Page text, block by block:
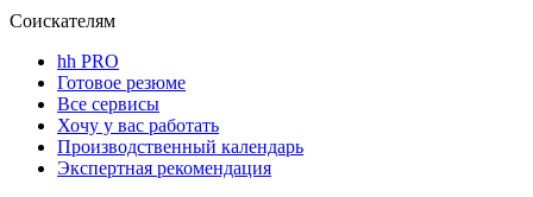
Соискателям
hh PRO
Готовое резюме
Все сервисы
Хочу у вас работать
Производственный календарь
Экспертная рекомендация